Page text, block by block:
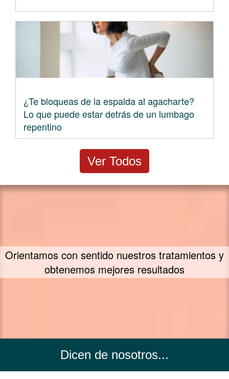
¿Te bloqueas de la espalda al agacharte?
Lo que puede estar detrás de un lumbago
repentino
Ver Todos
Un concepto propio de tratamiento - FIIT
Concept
Dicen de nosotros...